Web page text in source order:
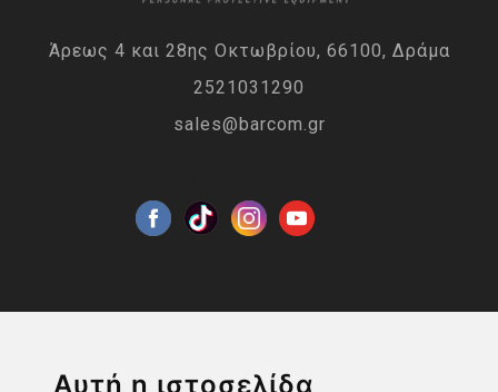
Αυτή η ιστοσελίδα
Άρεως 4 και 28ης Οκτωβρίου, 66100, Δράμα
2521031290
sales@barcom.gr